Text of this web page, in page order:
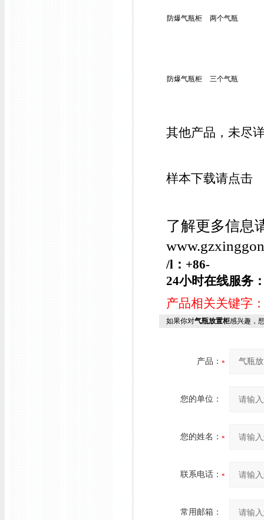
防爆气瓶柜 两个气瓶
防爆气瓶柜 三个气瓶
其他产品，未尽
样本下载请点击
了解更多信息
/l：+86-
24小时在线服务
产品相关关键字
如果你对气瓶放置柜感兴趣，
产品：
您的单位：
您的姓名：
联系电话：
常用邮箱：